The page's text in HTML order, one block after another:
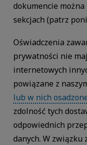
dokumencie
sekcjach (patrz
Oświadczenia
prywatności nie
internetowych
powiązane z
lub w nich
zdolność tych
odpowiednich
danych. W